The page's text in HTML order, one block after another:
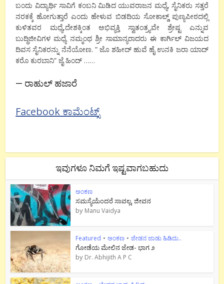
ಬಂದು ವಿದ್ಯಾರ್ಥಿ ಸಾವಿಗೆ ಕಂಬನಿ ಮಿಡಿದ ಯುವರಾಜನ ಮಧ್ಯೆ,ಸೈನಿಕರು ಸತ್ತರೆ
ನರಕಕ್ಕೆ ಹೋಗುತ್ತಾರೆ ಎಂದು ಹೇಳುವ ಬಿಡದಿಯ ಸೋಕಾಲ್ಡ್ ಪುಣ್ಯಪೀಠದಲ್ಲಿ
ಕುಳಿತವರ ಮಧ್ಯೆ,ದೇಶಕ್ಕಿಂತ ಅಭಿವ್ಯಕ್ತಿ ಸ್ವಾತಂತ್ರ್ಯವೇ ಶ್ರೇಷ್ಟ ಎನ್ನುವ
ಬುದ್ಧಿಜೀವಿಗಳ ಮಧ್ಯೆ ನಮ್ಮಂಥ ಶ್ರೀ ಸಾಮಾನ್ಯರಾದರು ಈ ಕಾರ್ಗಿಲ್ ವಿಜಯದ
ದಿವಸ ಸೈನಿಕರನ್ನು ನೆನೆಯೋಣ. ” ಜೊ ಶಹೀದ್ ಹುವೆ ಹೈ ಉನಕಿ ಜರಾ ಯಾದ್
ಕರೊ ಕುರಬಾನಿ” ಜೈ ಹಿಂದ್ ……
— ರಾಹುಲ್ ಹಜಾರೆ
Facebook ಕಾಮೆಂಟ್ಸ್
ಇವುಗಳೂ ನಿಮಗೆ ಇಷ್ಟವಾಗಬಹುದು
ಅಂಕಣ
ಸಮಸ್ಯೆಯೆಂದರೆ ಸಾವಲ್ಲ, ಜೀವನ
by Manu Vaidya
Featured • ಅಂಕಣ • ಜೇಡನ ಜಾಡು ಹಿಡಿದು..
ಗೋಡೆಯ ಮೇಲಿನ ಜೇಡ- ಭಾಗ ೨
by Dr. Abhijith A P C